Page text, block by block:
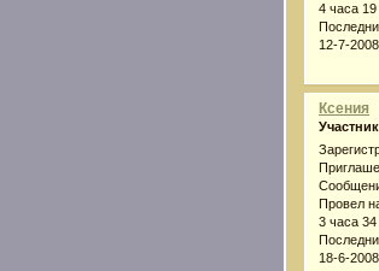
4 часа
12-7-
Ксения
Участник
Провел
3 часа
18-6-